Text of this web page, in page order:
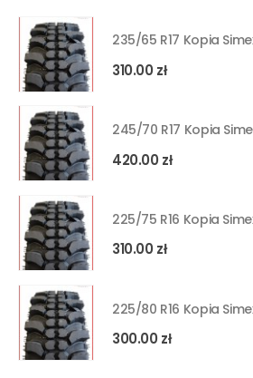
235/65 R17 Kopia
310.00 zł
245/70 R17 Kopia
420.00 zł
225/75 R16 Kopia
310.00 zł
225/80 R16 Kopia
300.00 zł